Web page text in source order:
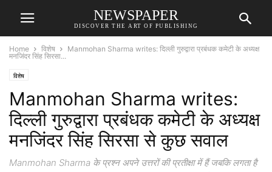
NEWSPAPER
DISCOVER THE ART OF PUBLISHING
Home विशेष
Manmohan Sharma writes: दिल्ली गुरुद्वारा प्रबंधक कमेटी के अध्यक्ष
मनजिंदर सिंह सिरसा...
विशेष
Manmohan Sharma writes:
दिल्ली गुरुद्वारा प्रबंधक कमेटी के अध्यक्ष
मनजिंदर सिंह सिरसा से कुछ सवाल
Manmohan Sharma के प्रश्न अपने उत्तरों की प्रतीक्षा में हैं जबकि लगता है